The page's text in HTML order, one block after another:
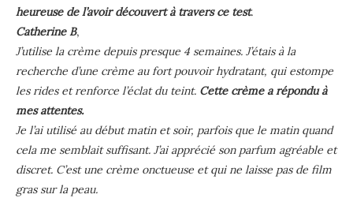
heureuse de l’avoir découvert à travers ce test.
Catherine B,
J’utilise la crème depuis presque 4 semaines. J’étais à la
recherche d’une crème au fort pouvoir hydratant, qui estompe
les rides et renforce l’éclat du teint. Cette crème a répondu à
mes attentes.
Je l’ai utilisé au début matin et soir, parfois que le matin quand
cela me semblait suffisant. J’ai apprécié son parfum agréable et
discret. C’est une crème onctueuse et qui ne laisse pas de film
gras sur la peau.